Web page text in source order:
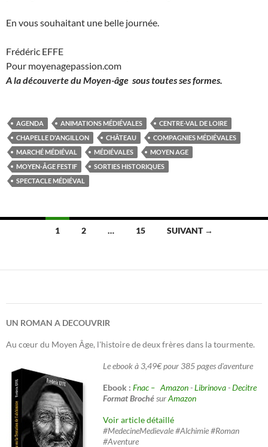
En vous souhaitant une belle journée.
Frédéric EFFE
Pour moyenagepassion.com
A la découverte du Moyen-âge sous toutes ses formes.
AGENDA ANIMATIONS MÉDIÉVALES
CENTRE-VAL DE LOIRE
CHAPELLE D'ANGILLON
CHÂTEAU
COMPAGNIES MÉDIÉVALES
MARCHÉ MÉDIÉVAL
MÉDIÉVALES
MOYEN AGE
MOYEN-ÂGE FESTIF
SORTIES HISTORIQUES
SPECTACLE MÉDIÉVAL
Navigation
articles
1 2 … 15 SUIVANT →
UN ROMAN A DECOUVRIR
Au cœur du Moyen Âge, l'histoire de deux frères dans la tourmente.
Le ebook à 3,49€ pour 385 pages d'aventure
Ebook : Fnac – Amazon-Librinova-Decitre
Format BrochésurAmazon
Voir article détaillé
#MedecineMedievale #Alchimie #Roman
#Aventure